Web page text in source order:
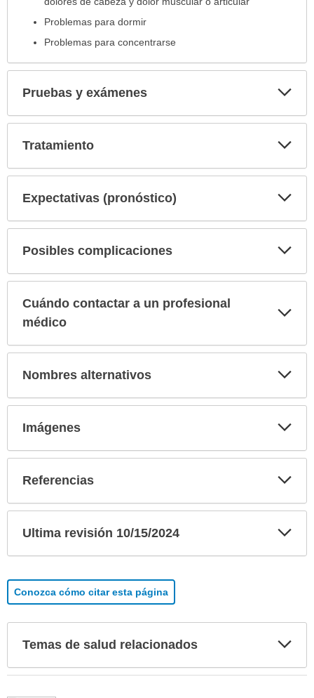
Problemas para dormir
Problemas para concentrarse
Pruebas y exámenes
Tratamiento
Expectativas (pronóstico)
Posibles complicaciones
Cuándo contactar a un profesional
médico
Nombres alternativos
Imágenes
Referencias
Ultima revisión 10/15/2024
Conozca cómo citar esta página
Temas de salud relacionados